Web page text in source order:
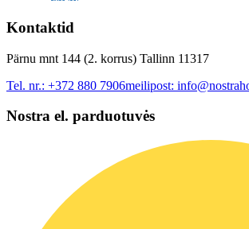
Kontaktid
Pärnu mnt 144 (2. korrus) Tallinn 11317
Tel. nr.: +372 880 7906meilipost:
Nostra el. parduotuvės